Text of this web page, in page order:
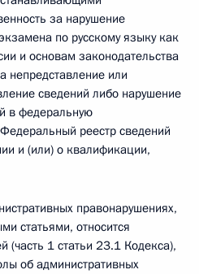
за нарушение
по русскому языку как
и основам законодательства
непредставление или
сведений либо нарушение
в федеральную
реестр сведений
и (или) о квалификации,
правонарушениях,
статьями, относится
(часть 1 статьи 23.1 Кодекса),
об административных